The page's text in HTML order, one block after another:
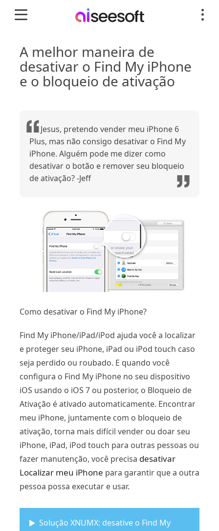
A melhor maneira de
desativar o Find My iPhone
e o bloqueio de ativação
Jesus, pretendo vender meu iPhone 6
Plus, mas não consigo desativar o Find My
iPhone. Alguém pode me dizer como
desativar o botão e remover seu bloqueio
de ativação? -Jeff
Como desativar o Find My iPhone?
Find My iPhone/iPad/iPod ajuda você a localizar
e proteger seu iPhone, iPad ou iPod touch caso
seja perdido ou roubado. E quando você
configura o Find My iPhone no seu dispositivo
iOS usando o iOS 7 ou posterior, o Bloqueio de
Ativação é ativado automaticamente. Encontrar
meu iPhone, juntamente com o bloqueio de
ativação, torna mais difícil vender ou doar seu
iPhone, iPad, iPod touch para outras pessoas ou
fazer manutenção, você precisa desativar
Localizar meu iPhone para garantir que a outra
pessoa possa executar e usar.
Solução XNUMX: desative o Find My